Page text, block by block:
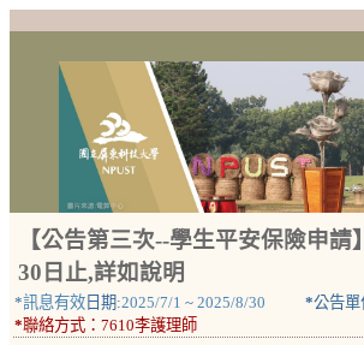
【公告第三次--學生平安保險申
30日止,詳如說明
*訊息有效 日期:2025/7/1 ~ 2025/8/30 *公告單
*聯絡方式： 7610李護理師